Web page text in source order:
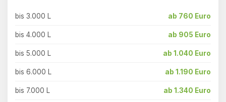
bis 3.000 L ab 760 Euro
bis 4.000 L ab 905 Euro
bis 5.000 L ab 1.040 Euro
bis 6.000 L ab 1.190 Euro
bis 7.000 L ab 1.340 Euro